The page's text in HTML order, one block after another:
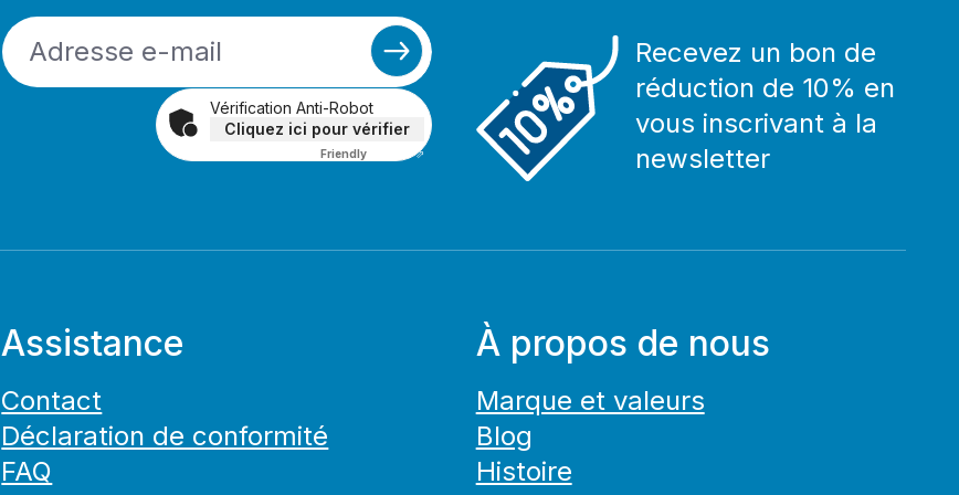
Vérification Anti-Robot
Cliquez ici pour vérifier
FriendlyCaptcha ⇗
Recevez un bon de
réduction de 10% en
vous inscrivant à la
newsletter
Assistance
Contact
Déclaration de conformité
FAQ
À propos de nous
Marque et valeurs
Blog
Histoire